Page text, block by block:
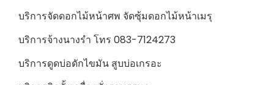
บริการจัดดอกไม้หน้าศพ จัดซุ้มดอกไม้หน้าเมรุ
บริการจ้างนางรำ โทร 083-7124273
บริการดูดบ่อดักไขมัน สูบบ่อเกรอะ